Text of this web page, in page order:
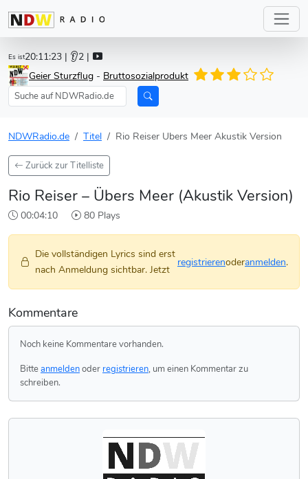
Es ist20:11:23 | 👂2 |
Geier Sturzflug - Bruttosozialprodukt
NDWRadio.de Titel Rio Reiser Ubers Meer Akustik Version
Zurück zur Titelliste
Rio Reiser – Übers Meer (Akustik Version)
00:04:10 80 Plays
Die vollständigen Lyrics sind erst
nach Anmeldung sichtbar. Jetzt
registrierenoderanmelden.
Kommentare
Noch keine Kommentare vorhanden.
Bitteanmeldenoder registrieren, um einen Kommentar zu
schreiben.